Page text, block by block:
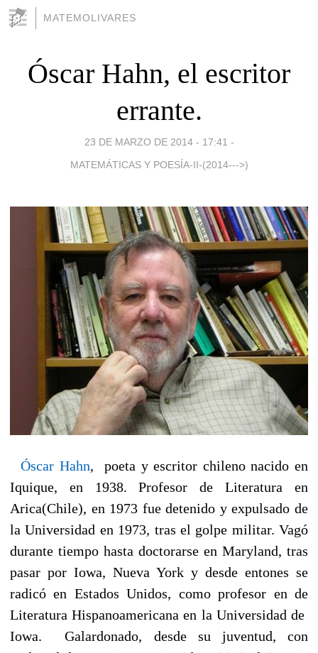
MATEMOLIVARES
Óscar Hahn, el escritor
errante.
23 DE MARZO DE 2014 - 17:41 -
MATEMÁTICAS Y POESÍA-II-(2014--->)
Óscar Hahn, poeta y escritor chileno nacido en
Iquique, en 1938. Profesor de Literatura en
Arica(Chile), en 1973 fue detenido y expulsado de
la Universidad en 1973, tras el golpe militar. Vagó
durante tiempo hasta doctorarse en Maryland, tras
pasar por Iowa, Nueva York y desde entones se
radicó en Estados Unidos, como profesor en de
Literatura Hispanoamericana en la Universidad de
Iowa. Galardonado, desde su juventud, con